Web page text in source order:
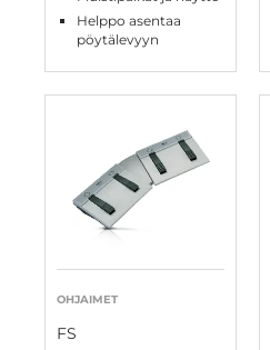
Helppo asentaa
pöytälevyyn
OHJAIMET
FS